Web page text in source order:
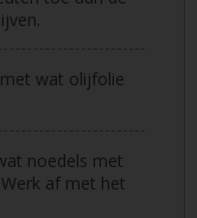
wat olijfolie
noedels met
af met het